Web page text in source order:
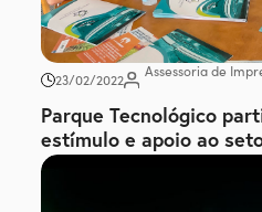
23/02/2022
Assessoria de
Parque Tecnológico
estímulo e apoio ao